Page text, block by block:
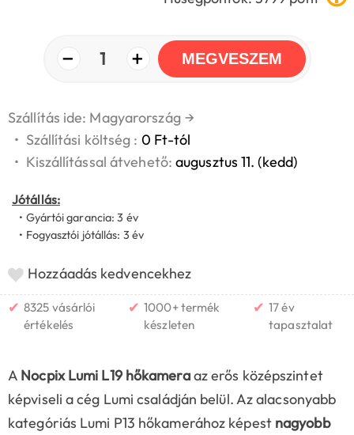
− 1 + MEGVESZEM
Szállítás ide: Magyarország →
• Szállítási költség : 0 Ft-tól
• Kiszállítással átvehető:augusztus 11. (kedd)
Jótállás:
• Gyártói garancia: 3 év
• Fogyasztói jótállás: 3 év
Hozzáadás kedvencekhez
✔ 8325 vásárlói
értékelés
✔ 1000+ termék
készleten
✔ 17 év
tapasztalat
A Nocpix Lumi L19 hőkameraaz erős középszintet
képviseli a cég Lumi családján belül. Az alacsonyabb
kategóriás Lumi P13 hőkamerához képest nagyobb